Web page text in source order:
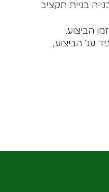
בניית תקציב
הביצוע.
על הביצוע,